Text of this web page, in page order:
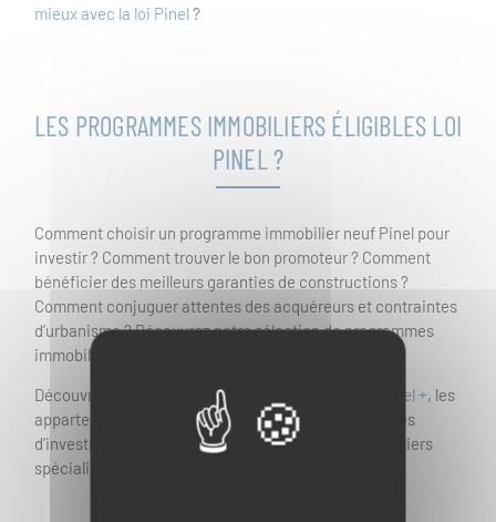
mieux avec la loi Pinel?
LES PROGRAMMES IMMOBILIERS ÉLIGIBLES LOI
PINEL ?
Comment choisir un programme immobilier neuf Pinel pour
investir ? Comment trouver le bon promoteur ? Comment
bénéficier des meilleurs garanties de constructions ?
Comment conjuguer attentes des acquéreurs et contraintes
d’urbanisme ? Découvrez notre sélection de programmes
immobiliers neufs pour investir avec la loi Pinel.
Découvrez les Derniers Programmes Immobiliers Pinel +, les
appartements éligibles et bon nombre de programmes
d’investissement des principaux promoteurs immobiliers
spécialisés dans le neuf.